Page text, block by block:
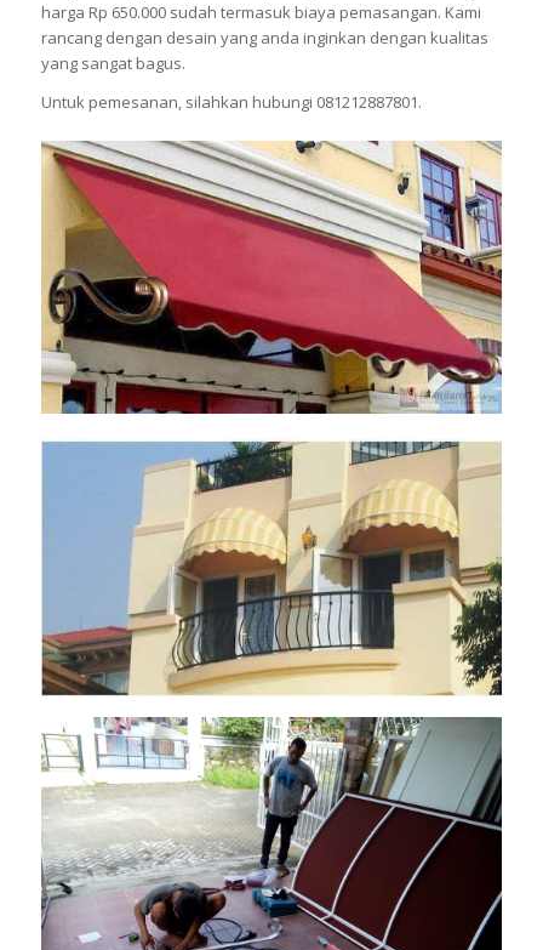
harga Rp 650.000 sudah termasuk biaya pemasangan. Kami
rancang dengan desain yang anda inginkan dengan kualitas
yang sangat bagus.
Untuk pemesanan, silahkan hubungi 081212887801.